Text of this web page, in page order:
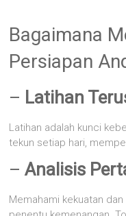
Bagaimana
Persiapan
– Latihan
Latihan adalah kunci
tekun setiap hari,
–Analisis
Memahami kekuatan